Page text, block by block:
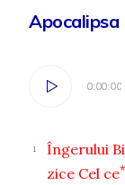
Apocalipsa
0:00:00
0:00:00
1
Îngerului
zice Cel ce*